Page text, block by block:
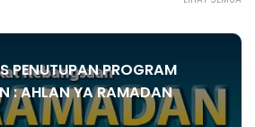
PENUTUPAN PROGRAM
: AHLAN YA RAMADAN